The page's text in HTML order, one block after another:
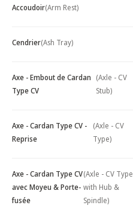
Accoudoir(Arm Rest)
Cendrier(Ash Tray)
Axe - Embout de Cardan
Type CV
(Axle - CV
Stub)
Axe - Cardan Type CV -
Reprise
(Axle - CV
Type)
Axe - Cardan Type CV
avec Moyeu & Porte-
fusée
(Axle - CV Type
with Hub &
Spindle)